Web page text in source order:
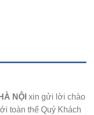
NỘI xin gửi lời chào
toàn thể Quý Khách